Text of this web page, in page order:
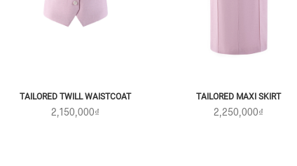
TAILORED TWILL WAISTCOAT
2,150,000₫
TAILORED MAXI SKIRT
2,250,000₫